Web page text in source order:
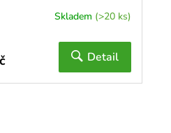
Skladem (>20 ks)
Detail